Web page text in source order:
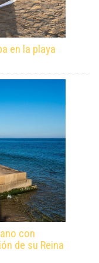
en la playa
con
de su Reina